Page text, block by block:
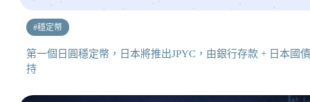
#穩定幣
第一個日圓穩定幣，日本將推出JPYC，由銀行存款 + 日本國
持